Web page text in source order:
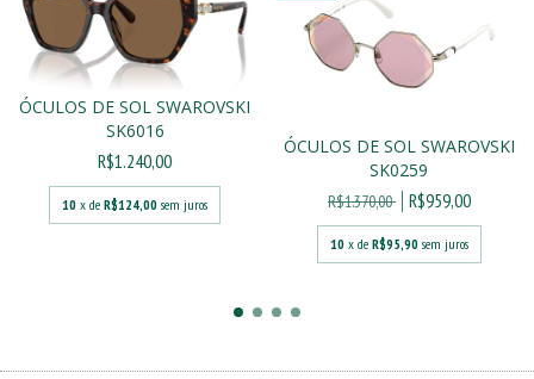
ÓCULOS DE SOL SWAROVSKI
SK6016
R$1.240,00
10 x deR$124,00 sem juros
ÓCULOS DE SOL SWAROVSKI
SK0259
R$1.370,00 R$959,00
10 x de R$95,90 sem juros